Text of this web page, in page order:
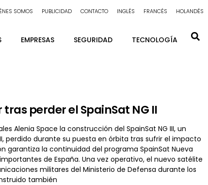
SOMOS PUBLICIDAD CONTACTO INGLÉS FRANCÉS HOLANDÉS
EMPRESAS SEGURIDAD TECNOLOGÍA
perder el SpainSat NG II
Alenia Space la construcción del SpainSat NG III, un
perdido durante su puesta en órbita tras sufrir el impacto
garantiza la continuidad del programa SpainSat Nueva
de España. Una vez operativo, el nuevo satélite
militares del Ministerio de Defensa durante los
también